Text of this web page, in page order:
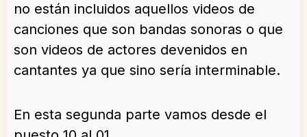
no están incluidos aquellos videos de
canciones que son bandas sonoras o que
son videos de actores devenidos en
cantantes ya que sino sería interminable.
En esta segunda parte vamos desde el